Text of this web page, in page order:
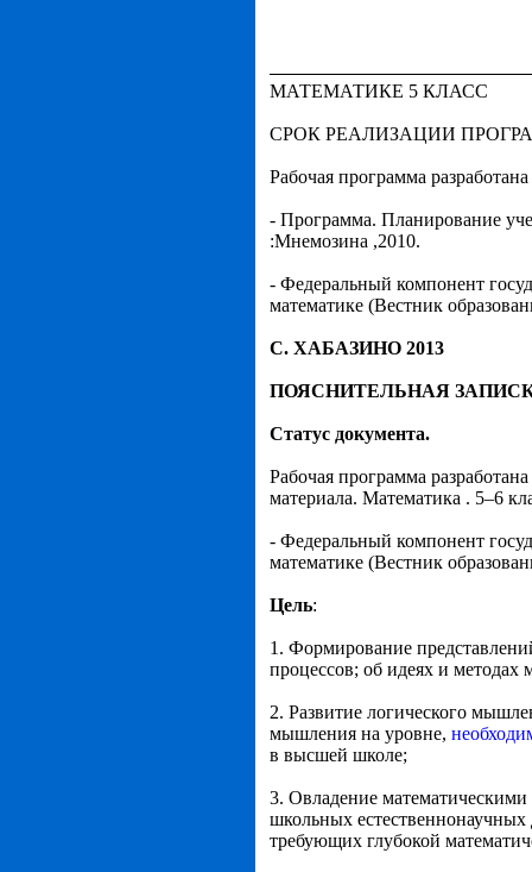
МАТЕМАТИКЕ 5 КЛАСС
СРОК РЕАЛИЗАЦИИ
Рабочая программа
- Программа. Планирование
:Мнемозина ,2010.
- Федеральный компонент
математике (Вестник
С. ХАБАЗИНО 2013
ПОЯСНИТЕЛЬНАЯ
Статус документа.
Рабочая программа
материала. Математика . 5–6
- Федеральный компонент
математике (Вестник
Цель:
1. Формирование
процессов; об идеях и методах
2. Развитие логического
мышления на уровне,
в высшей школе;
3. Овладение
школьных естественнонаучных
требующих глубокой